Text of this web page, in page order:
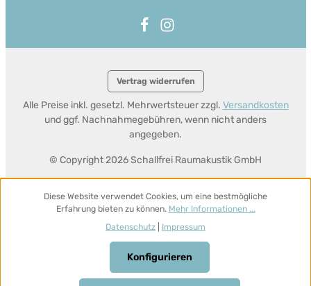
Vertrag widerrufen
© Copyright 2026 Schallfrei Raumakustik GmbH
Alle Preise inkl. gesetzl. Mehrwertsteuer zzgl. Versandkosten
und ggf. Nachnahmegebühren, wenn nicht anders
angegeben.
Diese Website verwendet Cookies, um eine bestmögliche
Erfahrung bieten zu können. Mehr Informationen ...
Datenschutz
Impressum
Konfigurieren